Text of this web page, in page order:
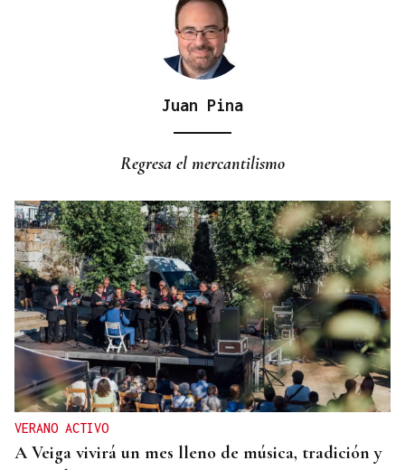
tras alcanzar un nuevo máximo histórico
Juan Pina
Regresa el mercantilismo
VERANO ACTIVO
A Veiga vivirá un mes lleno de música, tradición y